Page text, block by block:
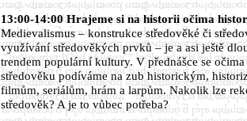
13:00-14:00 Hrajeme si na historii očima
Medievalismus – konstrukce středověké či
využívání středověkých prvků – je a asi ještě
trendem populární kultury. V přednášce se
středověku podíváme na zub historickým,
filmům, seriálům, hrám a larpům. Nakolik lze
středověk? A je to vůbec potřeba?